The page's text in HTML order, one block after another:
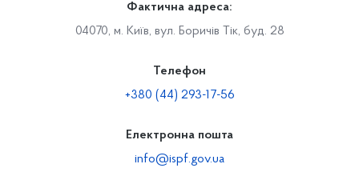
Фактична адреса:
04070, м. Київ, вул. Боричів Тік, буд. 28
Телефон
+380 (44) 293-17-56
Електронна пошта
info@ispf.gov.ua